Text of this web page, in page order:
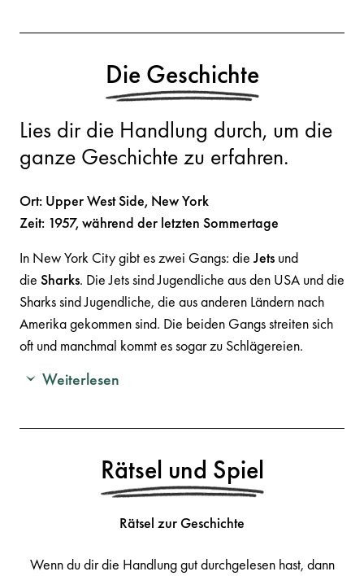
Die Geschichte
Lies dir die Handlung durch, um die
ganze Geschichte zu erfahren.
Ort: Upper West Side, New York
Zeit: 1957, während der letzten Sommertage
In New York City gibt es zwei Gangs: dieJets und
die Sharks. Die Jets sind Jugendliche aus den USA und die
Sharks sind Jugendliche, die aus anderen Ländern nach
Amerika gekommen sind. Die beiden Gangs streiten sich
oft und manchmal kommt es sogar zu Schlägereien.
Weiterlesen
Rätsel und Spiel
Rätsel zur Geschichte
Wenn du dir die Handlung gut durchgelesen hast, dann